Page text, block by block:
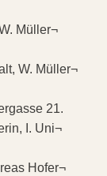
Müller¬
W. Müller¬
21.
I. Uni¬
Hofer¬